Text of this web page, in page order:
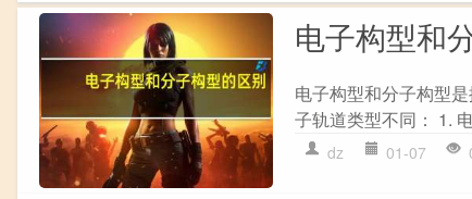
电子构型和
电子构型和分子构型
子轨道类型不同： 1.
dz 01-07